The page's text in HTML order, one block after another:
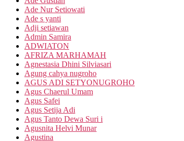
Ade Nur Setiowati
Ade s yanti
Adji setiawan
Admin Samira
ADWIATON
AFRIZA MARHAMAH
Agnestasia Dhini Silviasari
Agung cahya nugroho
AGUS ADI SETYONUGROHO
Agus Chaerul Umam
Agus Safei
Agus Setija Adi
Agus Tanto Dewa Suri i
Agusnita Helvi Munar
Agustina